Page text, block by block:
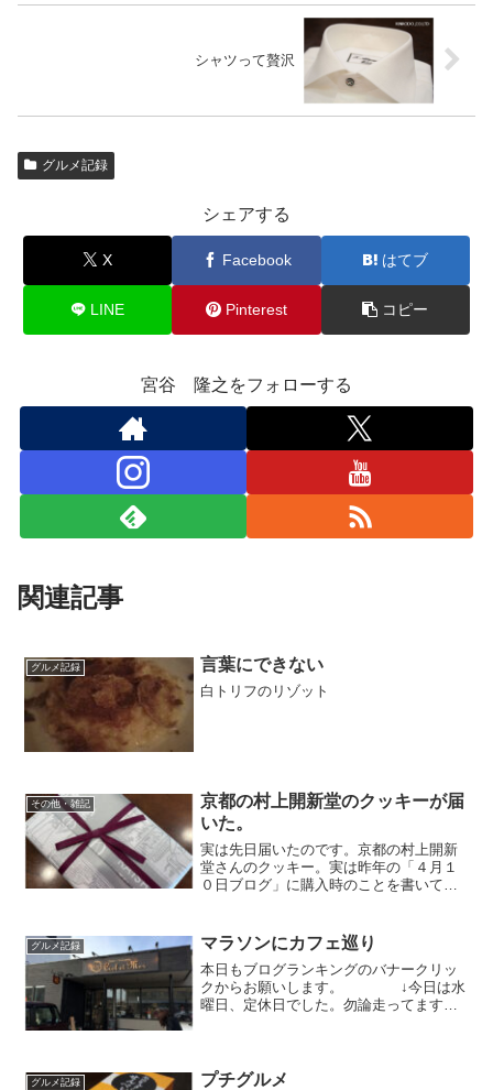
シャツって贅沢
グルメ記録
シェアする
X Facebook はてブ
LINE Pinterest コピー
宮谷 隆之をフォローする
関連記事
グルメ記録 言葉にできない
白トリフのリゾット
その他・雑記
京都の村上開新堂のクッキーが届
いた。
実は先日届いたのです。京都の村上開新
堂さんのクッキー。実は昨年の「４月１
０日ブログ」に購入時のことを書いてい
水引。金沢の文化がと言いますが、やは
り京都の方が・・・まあ京...
グルメ記録 マラソンにカフェ巡り
本日もブログランキングのバナークリッ
クからお願いします。 ↓今日は水
曜日、定休日でした。勿論走ってます。
ました。朝8...
グルメ記録 プチグルメ